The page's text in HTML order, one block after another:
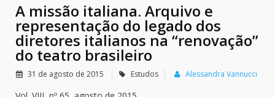
A missão italiana. Arquivo e
representação do legado dos
diretores italianos na “renovação”
do teatro brasileiro
31 de agosto de 2015 Estudos Alessandra Vannucci